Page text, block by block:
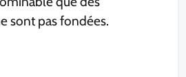
sont pas fondées.